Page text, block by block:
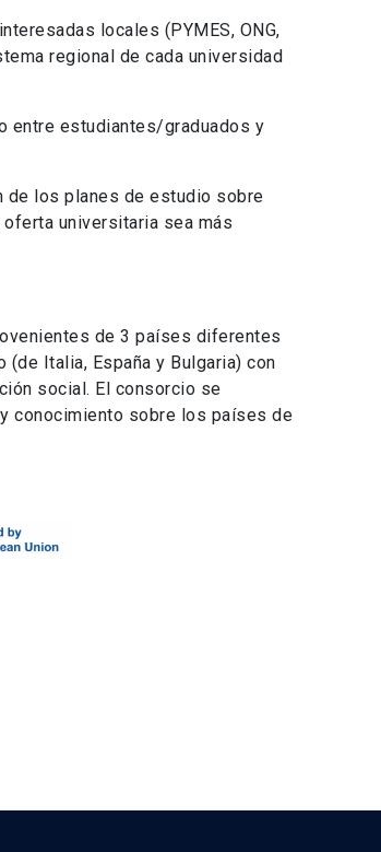
locales (PYMES, ONG,
regional de cada universidad
entre estudiantes/graduados y
de los planes de estudio sobre
universitaria sea más
de 3 países diferentes
(de Italia, España y Bulgaria) con
social. El consorcio se
conocimiento sobre los países de